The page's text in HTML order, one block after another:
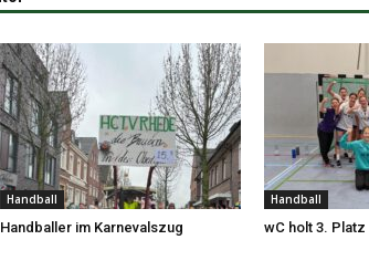
Handball
Handballer im Karnevalszug
Handball
wC holt 3. Platz